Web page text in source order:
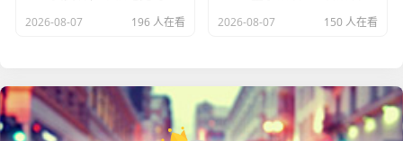
王者荣耀中令人胆寒的存在，他让无数玩家领略到了近战英
中，典韦都以其独特的魅力，成为了玩家们手中的一把利
刃，在王者峡谷中书写着属于自己的传奇篇章。
2026-08-07 196 人在看 2026-08-07 150 人在看